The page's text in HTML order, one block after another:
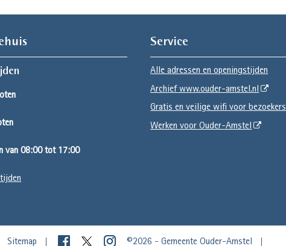
van 08:00 tot 17:00
Service
Alle adressen en openingstijden
Archief www.ouder-amstel.nl
Gratis en veilige wifi voor bezoekers
Werken voor Ouder-Amstel
Sitemap ©2026 - Gemeente Ouder-Amstel